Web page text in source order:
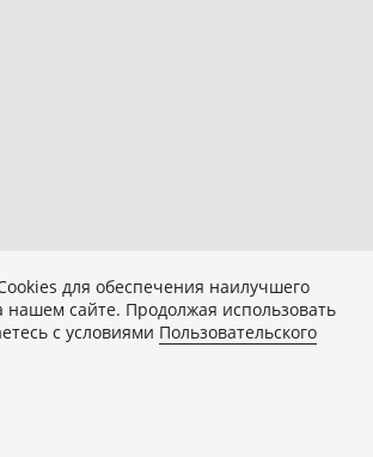
для обеспечения наилучшего
сайте. Продолжая использовать
с условиями Пользовательского